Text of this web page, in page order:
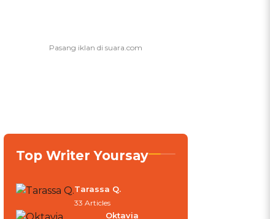
Top Writer Yoursay
Tarassa Q.
33 Articles
Oktavia